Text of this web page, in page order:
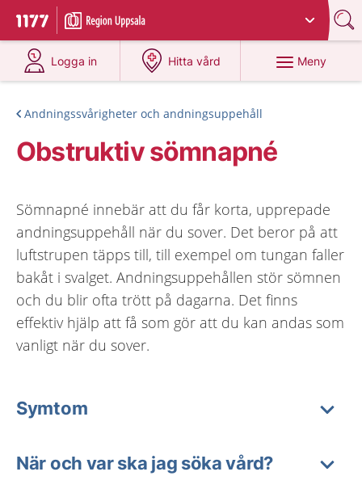
Till startsidan för 1177
Du har valt region
Logga in
på 1177.se
Hitta vård
på 1177.se
Meny
Andningssvårigheter och andningsuppehåll
Obstruktiv sömnapné
Sömnapné innebär att du får korta, upprepade
andningsuppehåll när du sover. Det beror på att
luftstrupen täpps till, till exempel om tungan faller
bakåt i svalget. Andningsuppehållen stör sömnen
och du blir ofta trött på dagarna. Det finns
effektiv hjälp att få som gör att du kan andas som
vanligt när du sover.
Symtom
När och var ska jag söka vård?